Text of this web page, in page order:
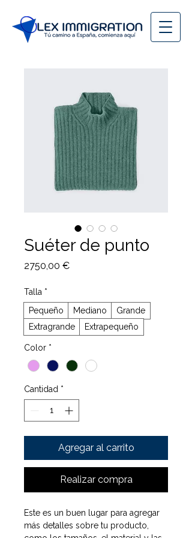
Suéter de punto
2750,00 €Precio
Talla *
Pequeño
Mediano
Grande
Extragrande
Extrapequeño
Color *
Cantidad *
Agregar al carrito
Realizar compra
Este es un buen lugar para agregar
más detalles sobre tu producto,